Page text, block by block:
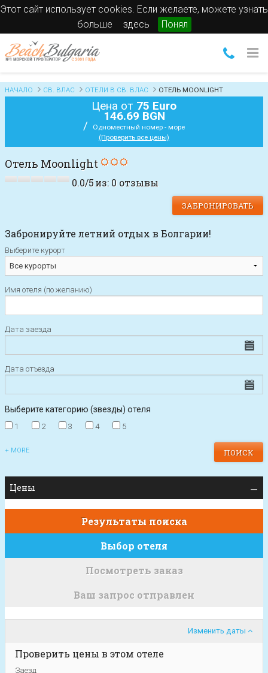
Этот сайт использует cookies. Если желаете, можете узнать
больше
здесь Понял
НАЧАЛО СВ. ВЛАС ОТЕЛИ В СВ. ВЛАС ОТЕЛЬ MOONLIGHT
Цена от 75 Euro
146.69 BGN
/
Одноместный номер - море
(Проверить все цены)
Отель Moonlight
0.0/5из:0 отзывы
ЗАБРОНИРОВАТЬ
Забронируйте летний отдых в Болгарии!
Выберите курорт
Имя отеля (по желанию)
Дата заезда
Дата отъезда
Выберите категорию (звезды) отеля
1 2 3 4 5
+ MORE
Цены
Результаты поиска
Выбор отеля
Посмотреть заказ
Ваш запрос отправлен
Изменить даты
Проверить цены в этом отеле
Заезд